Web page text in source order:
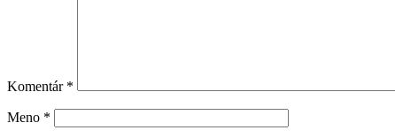
Komentár *
Meno *